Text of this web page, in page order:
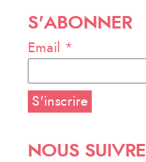
S'ABONNER
Email *
NOUS SUIVRE